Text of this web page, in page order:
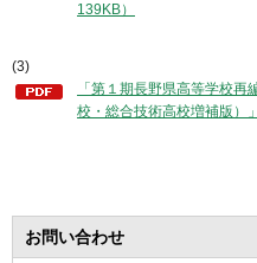
139KB）
(3)
「第１期長野県高等学校
校・総合技術高校増補版）
お問い合わせ